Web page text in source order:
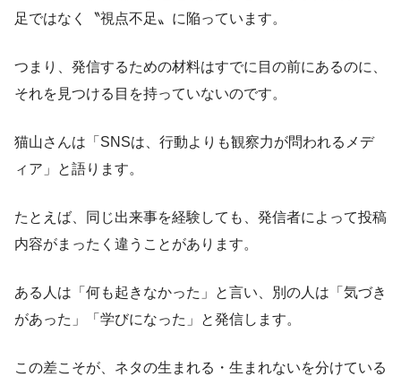
足ではなく〝視点不足〟に陥っています。
つまり、発信するための材料はすでに目の前にあるのに、
それを見つける目を持っていないのです。
猫山さんは「SNSは、行動よりも観察力が問われるメデ
ィア」と語ります。
たとえば、同じ出来事を経験しても、発信者によって投稿
内容がまったく違うことがあります。
ある人は「何も起きなかった」と言い、別の人は「気づき
があった」「学びになった」と発信します。
この差こそが、ネタの生まれる・生まれないを分けている